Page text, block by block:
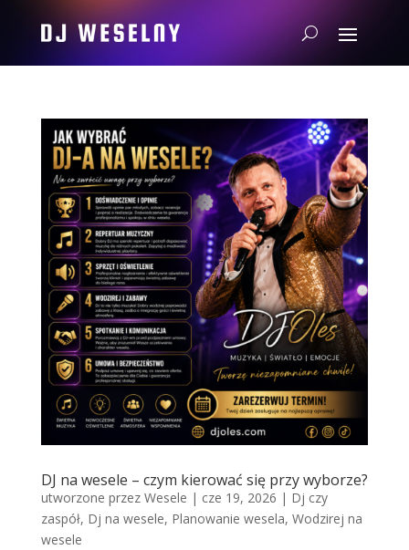
DJ na wesele – czym kierować się przy wyborze?
utworzone przez Wesele | cze 19, 2026 | Dj czy
zaspół, Dj na wesele, Planowanie wesela, Wodzirej na
wesele